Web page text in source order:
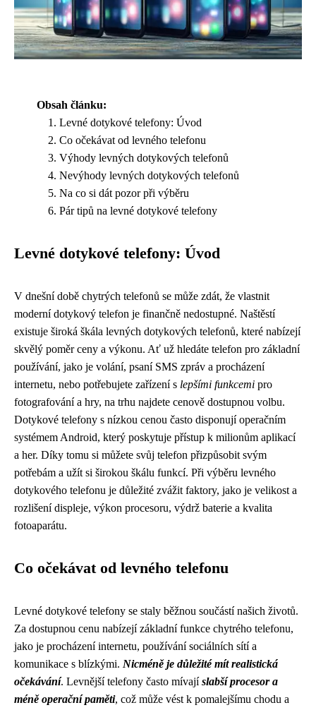
Obsah článku:
Levné dotykové telefony: Úvod
Co očekávat od levného telefonu
Výhody levných dotykových telefonů
Nevýhody levných dotykových telefonů
Na co si dát pozor při výběru
Pár tipů na levné dotykové telefony
Levné dotykové telefony: Úvod
V dnešní době chytrých telefonů se může zdát, že vlastnit
moderní dotykový telefon je finančně nedostupné. Naštěstí
existuje široká škála levných dotykových telefonů, které nabízejí
skvělý poměr ceny a výkonu. Ať už hledáte telefon pro základní
používání, jako je volání, psaní SMS zpráv a procházení
internetu, nebo potřebujete zařízení s lepšími funkcemi pro
fotografování a hry, na trhu najdete cenově dostupnou volbu.
Dotykové telefony s nízkou cenou často disponují operačním
systémem Android, který poskytuje přístup k milionům aplikací
a her. Díky tomu si můžete svůj telefon přizpůsobit svým
potřebám a užít si širokou škálu funkcí. Při výběru levného
dotykového telefonu je důležité zvážit faktory, jako je velikost a
rozlišení displeje, výkon procesoru, výdrž baterie a kvalita
fotoaparátu.
Co očekávat od levného telefonu
Levné dotykové telefony se staly běžnou součástí našich životů.
Za dostupnou cenu nabízejí základní funkce chytrého telefonu,
jako je procházení internetu, používání sociálních sítí a
komunikace s blízkými. Nicméně je důležité mít realistická
očekávání. Levnější telefony často mívajíslabší procesor a
méně operační paměti, což může vést k pomalejšímu chodu a